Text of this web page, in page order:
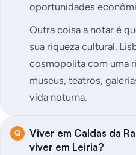
oportunidades
Outra coisa a notar é
sua riqueza cultural.
cosmopolita com uma
museus, teatros,
vida noturna.
Viver em Caldas da
viver em Leiria?